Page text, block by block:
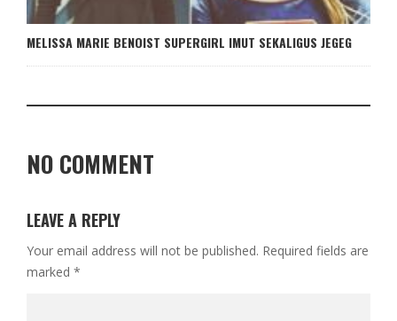
MELISSA MARIE BENOIST SUPERGIRL IMUT SEKALIGUS JEGEG
NO COMMENT
LEAVE A REPLY
Your email address will not be published. Required fields are
marked *